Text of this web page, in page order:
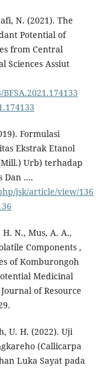
N. (2021). The
Potential of
from Central
Sciences Assiut
Formulasi
Ekstrak Etanol
Urb) terhadap
Dan ….
jsk/article/view/136
N., Mus, A. A.,
Components ,
of Komburongoh
Medicinal
of Resource
U. H. (2022). Uji
(Callicarpa
Luka Sayat pada